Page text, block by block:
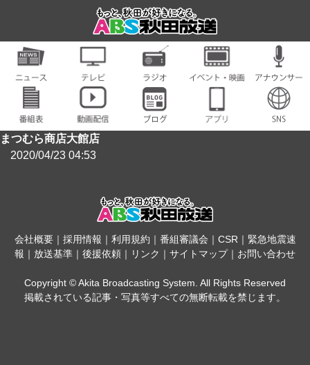
まつむら商店大館店
2020/04/23 04:53
会社概要｜ 採用情報 ｜ 利用規約 ｜ 番組審議会 ｜ CSR｜ 緊急地震速
報 ｜ 放送基準 ｜ 後援依頼 ｜ リンク ｜ サイトマップ｜ お問い合わせ
Copyright © Akita Broadcasting System. All Rights Reserved
掲載されている記事・写真等すべての無断転載を禁じます。